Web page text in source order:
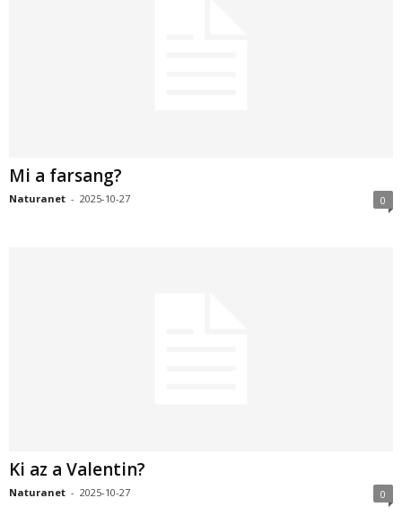
Mi a farsang?
Naturanet - 2025-10-27 0
Ki az a Valentin?
Naturanet - 2025-10-27 0